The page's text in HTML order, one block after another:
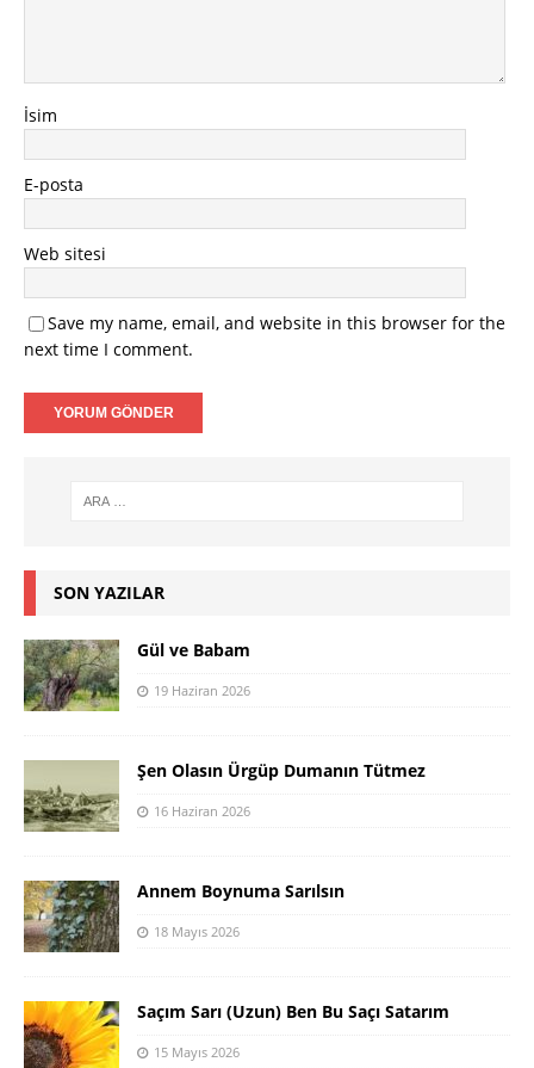
İsim
E-posta
Web sitesi
Save my name, email, and website in this browser for the
next time I comment.
SON YAZILAR
Gül ve Babam
19 Haziran 2026
Şen Olasın Ürgüp Dumanın Tütmez
16 Haziran 2026
Annem Boynuma Sarılsın
18 Mayıs 2026
Saçım Sarı (Uzun) Ben Bu Saçı Satarım
15 Mayıs 2026